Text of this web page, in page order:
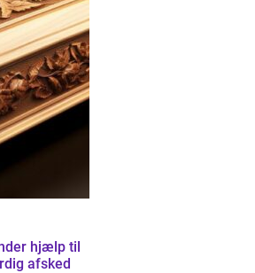
til
afsked